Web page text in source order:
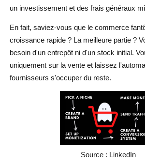
1. Marges bénéficiaires inférieures
2. Contrôle limité de la chaîne
3. Compétition intense
4. Défis en matière de service client
5. Dépendance à l'égard de
FAQ sur Ghost Commerce
Qu'est-ce que Ghost Commerce ?
un investissement et des frais généraux
En fait, saviez-vous que le commerce
croissance rapide ? La meilleure partie ?
besoin d'un entrepôt ni d'un stock initial.
uniquement sur la vente et laissez
fournisseurs s'occuper du reste.
Source : LinkedIn